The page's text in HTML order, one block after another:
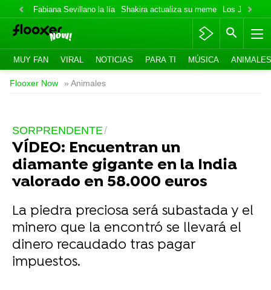
Fabiana Sevillano la lía Shakira actualiza su meme Los Jonas
MUY FAN VIRAL NOTICIAS PARA TI MÚSICA ANIMALES
Flooxer Now » Animales
SORPRENDENTE
VÍDEO: Encuentran un
diamante gigante en la India
valorado en 58.000 euros
La piedra preciosa será subastada y el
minero que la encontró se llevará el
dinero recaudado tras pagar
impuestos.